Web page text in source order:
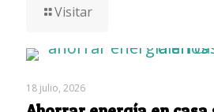
Visitar
18 julio, 2026